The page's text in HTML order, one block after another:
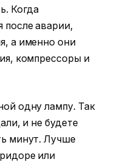
Когда
после аварии,
а именно они
компрессоры и
одну лампу. Так
и не будете
минут. Лучше
или